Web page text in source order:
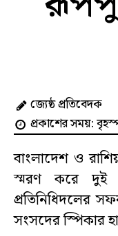
জ্যেষ্ঠ প্রতিবেদক
প্রকাশের সময়:
বাংলাদেশ ও
স্মরণ করে দুই
প্রতিনিধিদলের
সংসদের স্পিকার